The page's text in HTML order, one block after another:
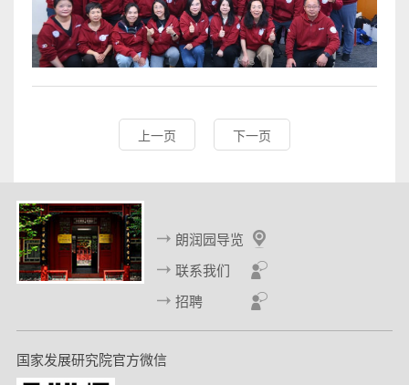
上一页 下一页
朗润园导览
联系我们
招聘
国家发展研究院官方微信